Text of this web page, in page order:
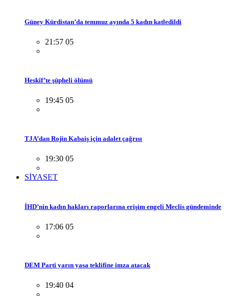
Güney Kürdistan’da temmuz ayında 5 kadın katledildi
21:57 05
Heskîf’te şüpheli ölümü
19:45 05
TJA’dan Rojin Kabaiş için adalet çağrısı
19:30 05
SİYASET
İHD’nin kadın hakları raporlarına erişim engeli Meclis gündeminde
17:06 05
DEM Parti yarın yasa teklifine imza atacak
19:40 04